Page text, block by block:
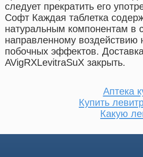
следует прекратить его
Софт Каждая таблетка
натуральным компонентам в
направленному воздействию
побочных эффектов.
AVigRXLevitraSuX закрыть.
Аптека
Купить
Какую